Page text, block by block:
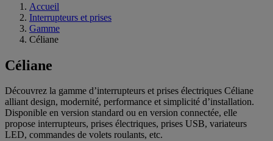
Accueil
Interrupteurs et prises
Gamme
Céliane
Céliane
Découvrez la gamme d’interrupteurs et prises électriques Céliane
alliant design, modernité, performance et simplicité d’installation.
Disponible en version standard ou en version connectée, elle
propose interrupteurs, prises électriques, prises USB, variateurs
LED, commandes de volets roulants, etc.